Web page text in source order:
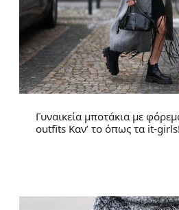
Γυναικεία μποτάκια με
outfits Καν’ το όπως τα it-girls!